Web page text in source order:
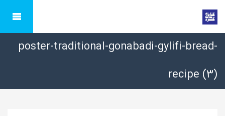
poster-traditional-gonabadi-gylifi-bread-
recipe (3)